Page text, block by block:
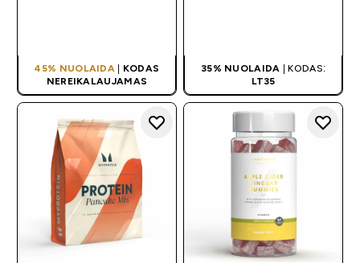
45% NUOLAIDA
KODAS
NEREIKALAUJAMAS
35% NUOLAIDA | KODAS:
LT35